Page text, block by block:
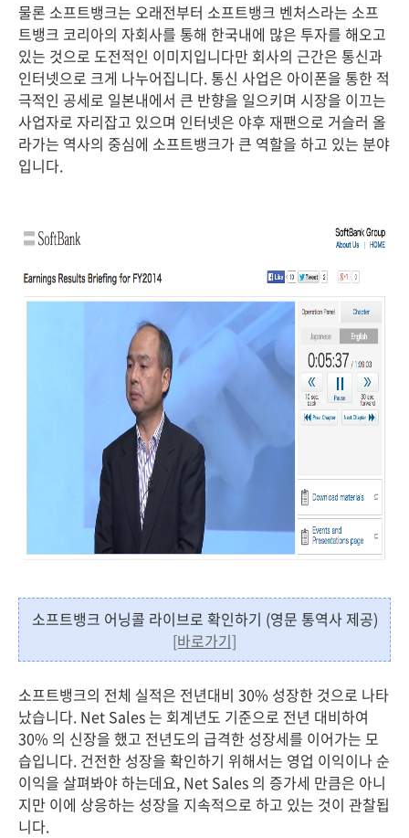
물론 소프트뱅크는 오래전부터 소프트뱅크 벤처스라는 소프
트뱅크 코리아의 자회사를 통해 한국내에 많은 투자를 해오고
있는 것으로 도전적인 이미지입니다만 회사의 근간은 통신과
인터넷으로 크게 나누어집니다. 통신 사업은 아이폰을 통한 적
극적인 공세로 일본내에서 큰 반향을 일으키며 시장을 이끄는
사업자로 자리잡고 있으며 인터넷은 야후 재팬으로 거슬러 올
라가는 역사의 중심에 소프트뱅크가 큰 역할을 하고 있는 분야
입니다.
소프트뱅크 어닝콜 라이브로 확인하기 (영문 통역사 제공)
[바로가기]
소프트뱅크의 전체 실적은 전년대비 30% 성장한 것으로 나타
났습니다. Net Sales 는 회계년도 기준으로 전년 대비하여
30% 의 신장을 했고 전년도의 급격한 성장세를 이어가는 모
습입니다. 건전한 성장을 확인하기 위해서는 영업 이익이나 순
이익을 살펴봐야 하는데요, Net Sales 의 증가세 만큼은 아니
지만 이에 상응하는 성장을 지속적으로 하고 있는 것이 관찰됩
니다.